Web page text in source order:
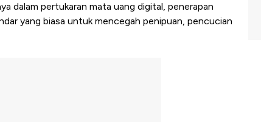
dalam pertukaran mata uang digital, penerapan
yang biasa untuk mencegah penipuan, pencucian